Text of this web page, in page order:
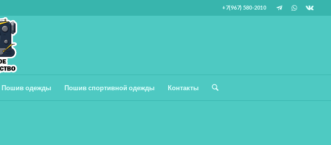
+7(967) 580-2010
Пошив одежды Пошив спортивной одежды Контакты